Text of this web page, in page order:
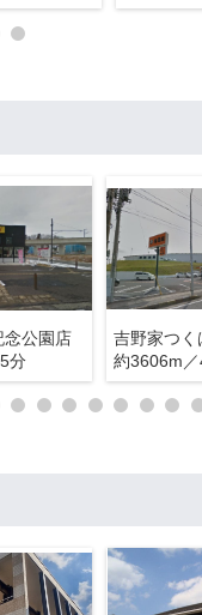
念公園店
分
吉野家つく
約3606m